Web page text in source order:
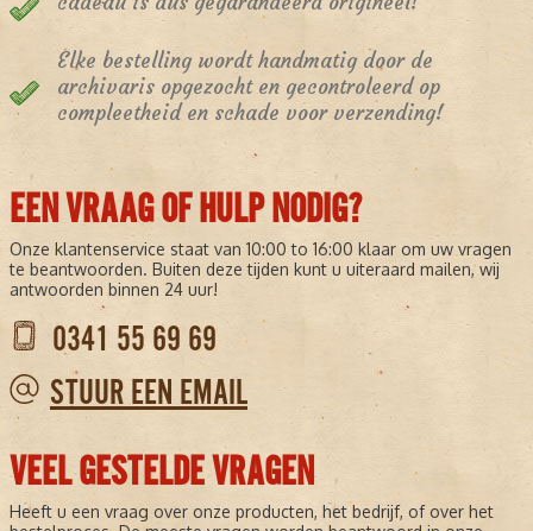
Elke bestelling wordt handmatig door de
archivaris opgezocht en gecontroleerd op
compleetheid en schade voor verzending!
EEN VRAAG OF HULP NODIG?
Onze klantenservice staat van 10:00 to 16:00 klaar om uw vragen
te beantwoorden. Buiten deze tijden kunt u uiteraard mailen, wij
antwoorden binnen 24 uur!
0341 55 69 69
STUUR EEN EMAIL
VEEL GESTELDE VRAGEN
Heeft u een vraag over onze producten, het bedrijf, of over het